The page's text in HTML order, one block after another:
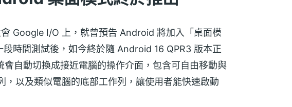
Google I/O 上，就曾預告 Android 將加入「桌面模
時間測試後，如今終於隨 Android 16 QPR3 版本正
自動切換成接近電腦的操作介面，包含可自由移動與
以及類似電腦的底部工作列，讓使用者能快速啟動